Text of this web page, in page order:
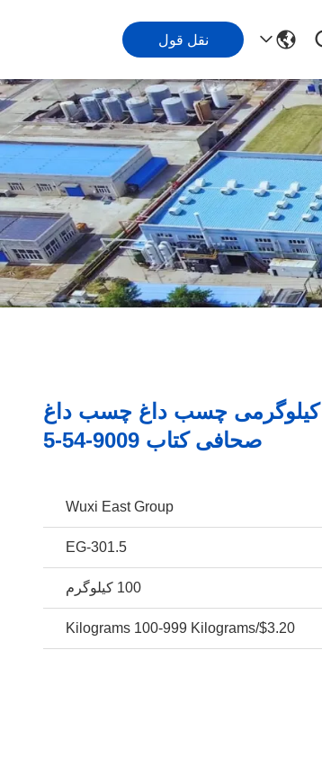
نقل قول
صحافی 25 کیلوگرمی چسب داغ چسب داغ
صحافی کتاب 9009-54-5
Wuxi East Group
EG-301.5
100 کیلوگرم
$3.20/Kilograms 100-999 Kilograms